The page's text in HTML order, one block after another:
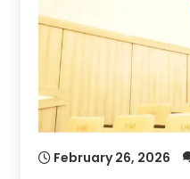
February 26, 2026